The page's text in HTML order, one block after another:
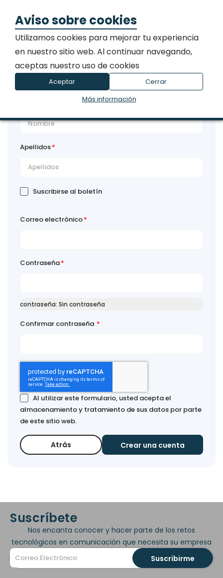
Aviso sobre cookies
Utilizamos cookies para mejorar tu experiencia
en nuestro sitio web. Al continuar navegando,
aceptas nuestro uso de cookies
Aceptar
Cerrar
Más información
Datos Personales
Apellidos
Suscribirse al boletín
Correo electrónico
Contraseña
contraseña: Sin contraseña
Confirmar contraseña
Al utilizar este formulario, usted acepta el
almacenamiento y tratamiento de sus datos por parte
de este sitio web.
Atrás Crear una cuenta
Suscríbete
Nos encanta conocer y hacer parte de los retos
tecnológicos en comunicación que necesita su empresa
Suscribirme